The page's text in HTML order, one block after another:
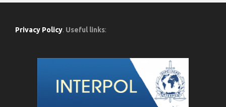
Privacy Policy. Useful links: